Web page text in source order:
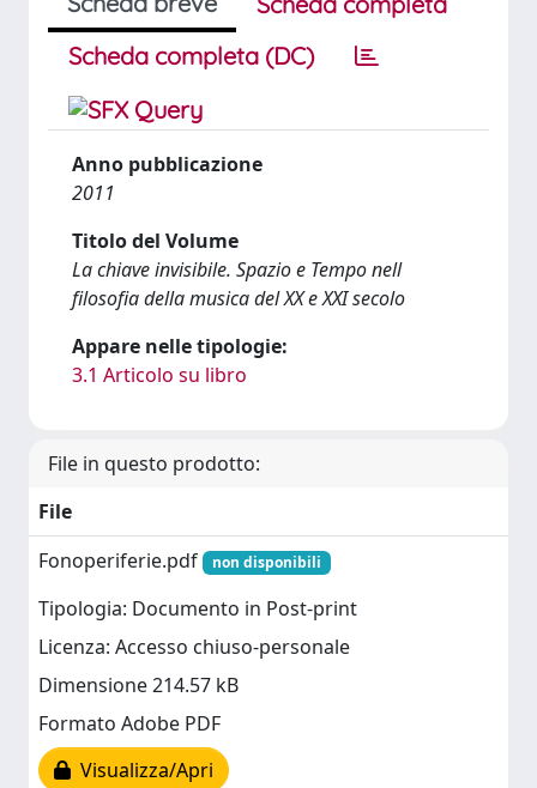
Scheda completa (DC)
Anno pubblicazione
2011
Titolo del Volume
La chiave invisibile. Spazio e Tempo nell
filosofia della musica del XX e XXI secolo
Appare nelle tipologie:
3.1 Articolo su libro
File in questo prodotto:
File
Fonoperiferie.pdf
non disponibili
Tipologia: Documento in Post-print
Licenza: Accesso chiuso-personale
Dimensione 214.57 kB
Formato Adobe PDF
Visualizza/Apri